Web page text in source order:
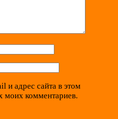
и адрес сайта в этом
моих комментариев.